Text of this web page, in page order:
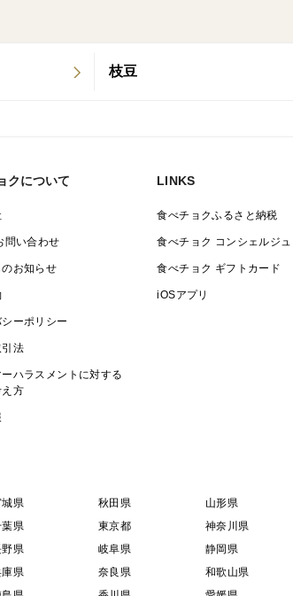
枝豆
クについて
問い合わせ
お知らせ
ーポリシー
法
ハラスメントに対する
え方
LINKS
食べチョクふるさと納税
食べチョク コンシェルジュ
食べチョク ギフトカード
iOSアプリ
城県 秋田県
山形県
葉県 東京都
神奈川県
野県 岐阜県
静岡県
庫県 奈良県
和歌山県